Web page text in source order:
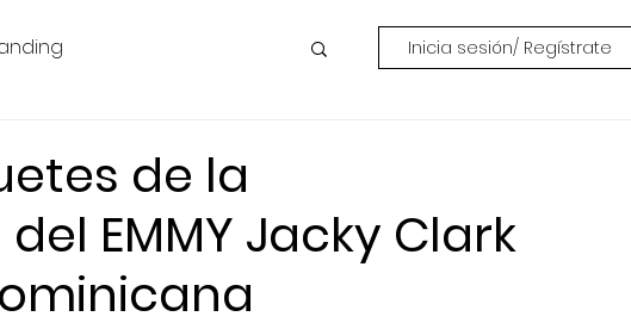
Inicia sesión/ Regístrate
de la
EMMY Jacky Clark